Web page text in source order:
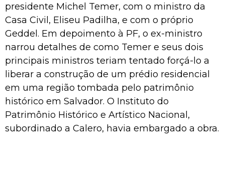
presidente Michel Temer, com o ministro da
Casa Civil, Eliseu Padilha, e com o próprio
Geddel. Em depoimento à PF, o ex-ministro
narrou detalhes de como Temer e seus dois
principais ministros teriam tentado forçá-lo a
liberar a construção de um prédio residencial
em uma região tombada pelo patrimônio
histórico em Salvador. O Instituto do
Patrimônio Histórico e Artístico Nacional,
subordinado a Calero, havia embargado a obra.